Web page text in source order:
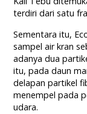
terdiri dari satu
Sementara itu,
sampel air kran
adanya dua
itu, pada daun
delapan partikel
menempel pada
udara.